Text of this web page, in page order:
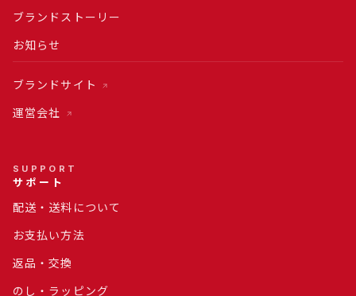
ブランドストーリー
お知らせ
ブランドサイト
運営会社
SUPPORT
サポート
配送・送料について
お支払い方法
返品・交換
のし・ラッピング